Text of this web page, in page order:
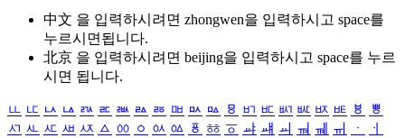
中文 을 입력하시려면 zhongwen을 입력하시고 space를
누르시면됩니다.
北京 을 입력하시려면 beijing을 입력하시고 space를 누르
시면 됩니다.
ㅥ ㅦ ㅧ ㅨ ㅩ ㅪ ㅫ ㅬ ㅭ ㅮ ㅯ ㅰ ㅱ ㅲ ㅳ ㅴ ㅵ ㅶ ㅷ ㅸ
ㅹ
ㅺ ㅻ ㅼ ㅽ ㅾ ㅿ ㆀ ㆁ ㆂ ㆃ ㆄ ㆅ ㆆ ㆇ ㆈ ㆉ ㆊ ㆋ ㆌ ㆍ
ㆎ